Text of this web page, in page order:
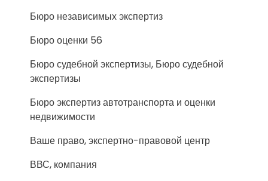
Бюро независимых экспертиз
Бюро оценки 56
Бюро судебной экспертизы, Бюро судебной
экспертизы
Бюро экспертиз автотранспорта и оценки
недвижимости
Ваше право, экспертно-правовой центр
ВВС, компания